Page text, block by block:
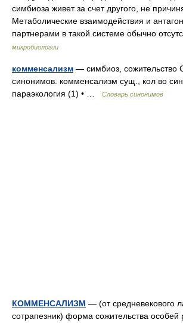
симбиоза живет за счет другого, не
Метаболические взаимодействия и
партнерами в такой системе обычно
микробиологии
комменсализм — симбиоз, сожительство
синонимов. комменсализм сущ., кол во
параэкология (1) • …
Словарь синонимов
КОММЕНСАЛИЗМ — (от средневекового
сотрапезник) форма сожительства особей